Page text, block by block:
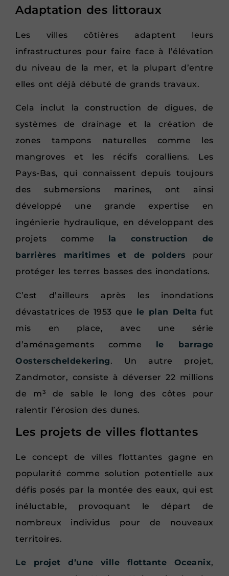
Adaptation des littoraux
Les villes côtières adaptent leurs
infrastructures pour faire face à l’élévation
du niveau de la mer, et la plupart d’entre
elles ont déjà débuté de grands travaux.
Cela inclut la construction de digues, de
systèmes de drainage et la création de
zones tampons naturelles comme les
mangroves et les récifs coralliens. Les
Pays-Bas, qui connaissent depuis toujours
des submersions marines, ont ainsi
développé une grande expertise en
ingénierie hydraulique, en développant des
projets comme
la construction de
barrières maritimes et de polders pour
protéger les terres basses des inondations.
C’est d’ailleurs après les inondations
dévastatrices de 1953 que le plan Delta fut
mis en place, avec une série
d’aménagements comme le barrage
Oosterscheldekering. Un autre projet,
Zandmotor, consiste à déverser 22 millions
de m³ de sable le long des côtes pour
ralentir l’érosion des dunes.
Les projets de villes flottantes
Le concept de villes flottantes gagne en
popularité comme solution potentielle aux
défis posés par la montée des eaux, qui est
inéluctable, provoquant le départ de
nombreux individus pour de nouveaux
territoires.
Le projet d’une ville flottante Oceanix,